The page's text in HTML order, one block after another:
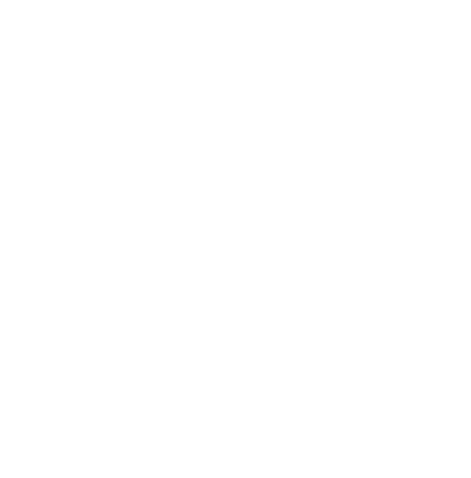
后
础
理工作
”
则
,代理
都乐居网
的_房地
费用
理_公司注销费
理_公司注销费
-钦州58同城
办顾问
田赶集网